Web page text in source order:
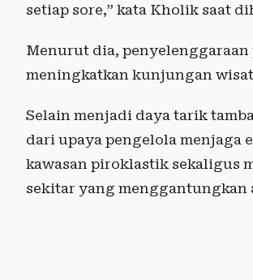
setiap sore,” kata Kholik saat
Menurut dia,
meningkatkan kunjungan
Selain menjadi daya tarik
dari upaya pengelola menjaga
kawasan piroklastik sekaligus
sekitar yang